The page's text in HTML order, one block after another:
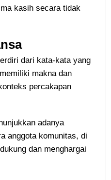
kasih secara tidak
dari kata-kata yang
makna dan
percakapan
adanya
anggota komunitas, di
dan menghargai